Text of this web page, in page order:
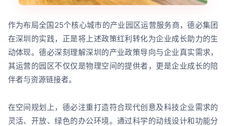
作为布局全国25个核心城市的产业园区运营服务商，德必集团
在深圳的实践，正是将上述政策红利转化为企业成长助力的生
动体现。德必深刻理解深圳的产业政策导向与企业真实需求，
其运营的园区不仅仅是物理空间的提供者，更是企业成长的陪
伴者与资源链接者。
在空间规划上，德必注重打造符合现代创意及科技企业需求的
灵活、开放、绿色的办公环境。通过科学的动线设计和功能分